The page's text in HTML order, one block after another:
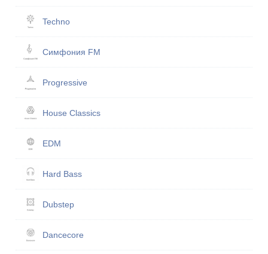
Techno
Симфония FM
Progressive
House Classics
EDM
Hard Bass
Dubstep
Dancecore